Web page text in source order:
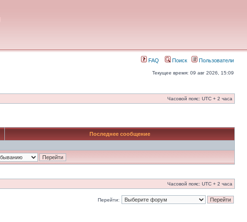
FAQ Поиск Пользователи
Текущее время: 09 авг 2026, 15:09
Часовой пояс: UTC + 2 часа
Последнее сообщение
Часовой пояс: UTC + 2 часа
Перейти: